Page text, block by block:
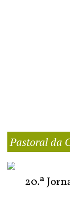
Pastoral da
20.ª